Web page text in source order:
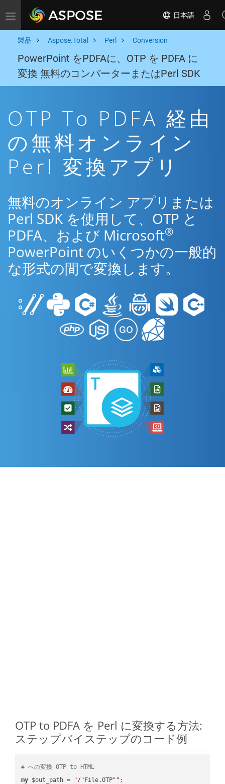
Toggle navigation 日本語
製品 Aspose.Total Perl Conversion
PowerPoint をPDFAに、OTP を PDFA に
変換 無料のコンバーターまたはPerl SDK
OTP To PDFA 経由
の無料オンライン
Perl 変換アプリ
無料のオンライン アプリまたは
Perl SDK を使用して、OTP と
PDFA、および Microsoft®
PowerPoint のいくつかの一般的
な形式の間で変換します。
OTP to PDFA を Perl に変換する方法:
ステップバイステップのコード例
# への変換 OTP to HTML
my $out_path = "/" File.OTP""